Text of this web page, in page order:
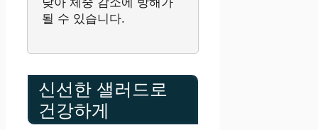
낮아 체중 감소에 방해가
될 수 있습니다.
신선한 샐러드로
건강하게